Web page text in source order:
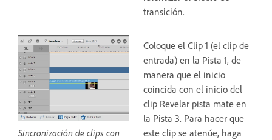
transición.
Coloque el Clip 1 (el clip de
entrada) en la Pista 1, de
manera que el inicio
coincida con el inicio del
clip Revelar pista mate en
la Pista 3. Para hacer que
este clip se atenúe, haga
Sincronización de clips con